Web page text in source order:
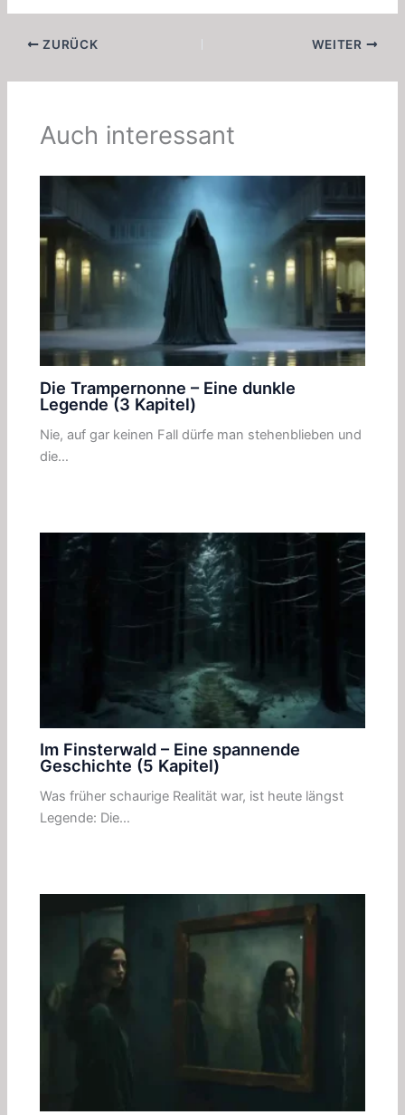
ZURÜCK WEITER
Auch interessant
Die Trampernonne – Eine dunkle
Legende (3 Kapitel)
Nie, auf gar keinen Fall dürfe man stehenblieben und
die…
Im Finsterwald – Eine spannende
Geschichte (5 Kapitel)
Was früher schaurige Realität war, ist heute längst
Legende: Die…